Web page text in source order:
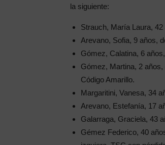
la siguiente:
Strauch, María Laura,
Arevano, Sofia, 9 años,
Gómez, Calatina, 6
Gómez, Martina, 2 años,
Código Amarillo.
Margaritini, Vanesa, 34
Arevano, Estefanía, 17
Galarraga, Graciela, 43
Gémez Federico, 40